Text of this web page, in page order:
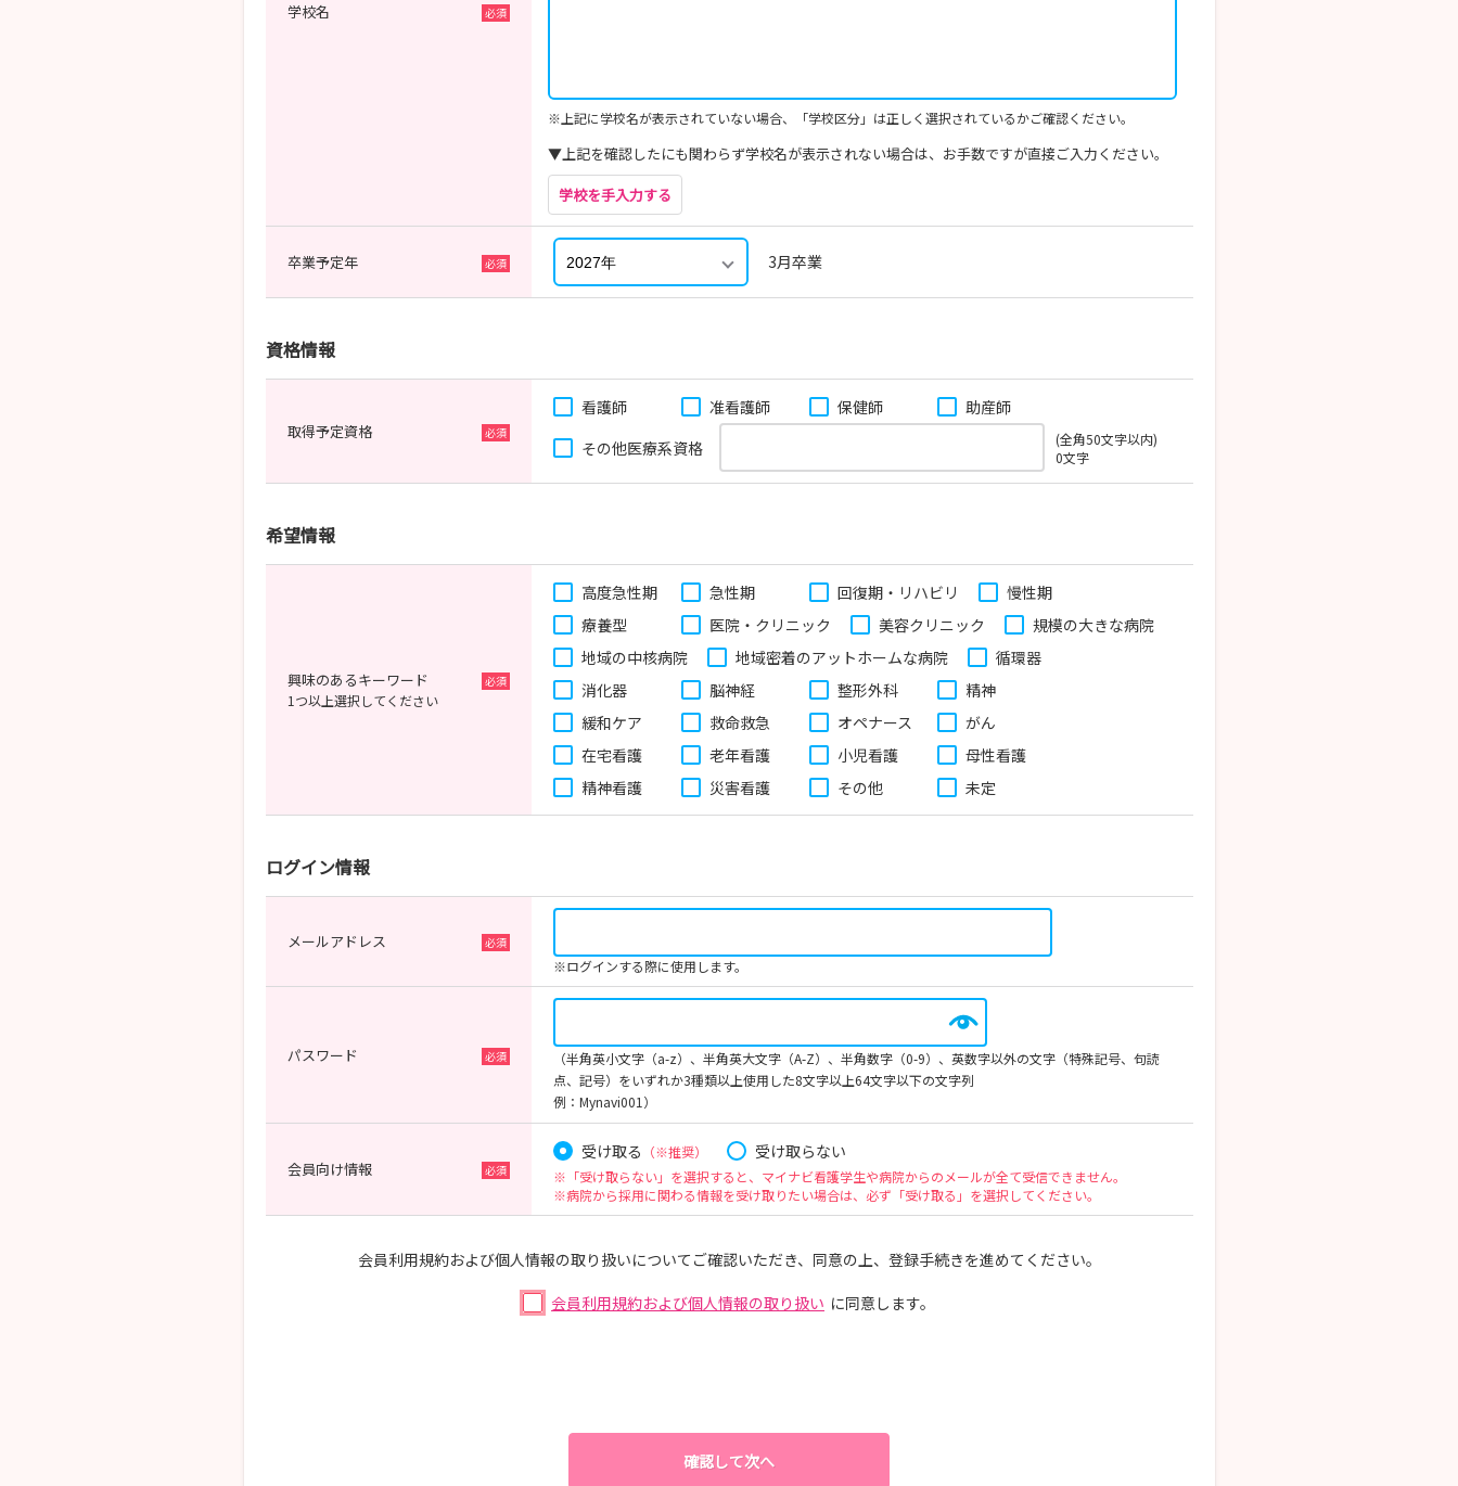
学校名
※上記に学校名が表示されていない場合、「学校区分」は正しく選択されているかご確認ください。
▼上記を確認したにも関わらず学校名が表示されない場合は、お手数ですが直接ご入力ください。
学校を手入力する
卒業予定年 3月卒業
資格情報
取得予定資格
看護師 准看護師 保健師
助産師
その他医療系資格
(全角50文字以内)
0文字
希望情報
興味のあるキーワード
1つ以上選択してください
高度急性期 急性期 回復期・リハビリ
慢性期
療養型
医院・クリニック 美容クリニック
規模の大きな病院
地域の中核病院
地域密着のアットホームな病院
循環器
消化器
脳神経 整形外科
精神
緩和ケア
救命救急 オペナース
がん
在宅看護
老年看護 小児看護
母性看護
精神看護
災害看護 その他 未定
ログイン情報
メールアドレス
※ログインする際に使用します。
パスワード
（半角英小文字（a-z）、半角英大文字（A-Z）、半角数字（0-9）、英数字以外の文字（特殊記号、句読
点、記号）をいずれか3種類以上使用した8文字以上64文字以下の文字列
例：Mynavi001）
会員向け情報
受け取る （※推奨） 受け取らない
※「受け取らない」を選択すると、マイナビ看護学生や病院からのメールが全て受信できません。
※病院から採用に関わる情報を受け取りたい場合は、必ず「受け取る」を選択してください。
会員利用規約および個人情報の取り扱いについてご確認いただき、同意の上、登録手続きを進めてください。
会員利用規約および個人情報の取り扱い に同意します。
確認して次へ